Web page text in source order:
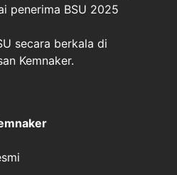
penerima BSU 2025
secara berkala di
Kemnaker.